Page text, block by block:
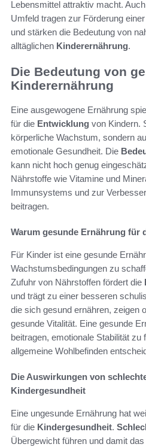
Lebensmittel attraktiv macht.
Umfeld tragen zur Förderung
und stärken die Bedeutung von
alltäglichen Kinderernährung.
Die Bedeutung von
Kinderernährung
Eine ausgewogene Ernährung
für die Entwicklung von Kindern.
körperliche Wachstum, sondern
emotionale Gesundheit. Die
kann nicht hoch genug
Nährstoffe wie Vitamine und
Immunsystems und zur
beitragen.
Warum gesunde Ernährung
Für Kinder ist eine gesunde
Wachstumsbedingungen zu
Zufuhr von Nährstoffen fördert die
und trägt zu einer besseren
die sich gesund ernähren, zeigen
gesunde Vitalität. Eine gesunde
beitragen, emotionale Stabilität zu
allgemeine Wohlbefinden
Die Auswirkungen von
Kindergesundheit
Eine ungesunde Ernährung hat
für die Kindergesundheit.
Übergewicht führen und damit